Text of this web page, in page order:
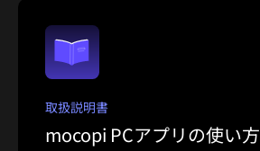
取扱説明書
mocopi PCアプリの使い方